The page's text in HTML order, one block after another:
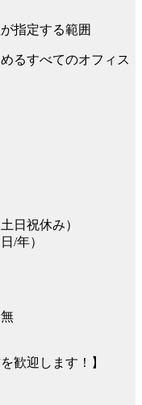
指定する範囲
るすべてのオフィス
日祝休み）
/年）
歓迎します！】